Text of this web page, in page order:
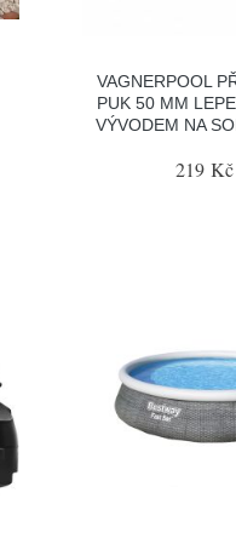
VAGNERPOOL
PUK 50 MM
VÝVODEM NA
219 Kč